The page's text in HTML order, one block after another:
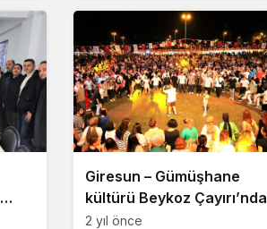
Giresun – Gümüşhane
kültürü Beykoz Çayırı’nda
2 yıl önce